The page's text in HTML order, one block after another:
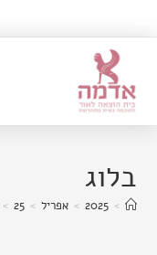
בלוג
>
2025
> אפריל >
25
>